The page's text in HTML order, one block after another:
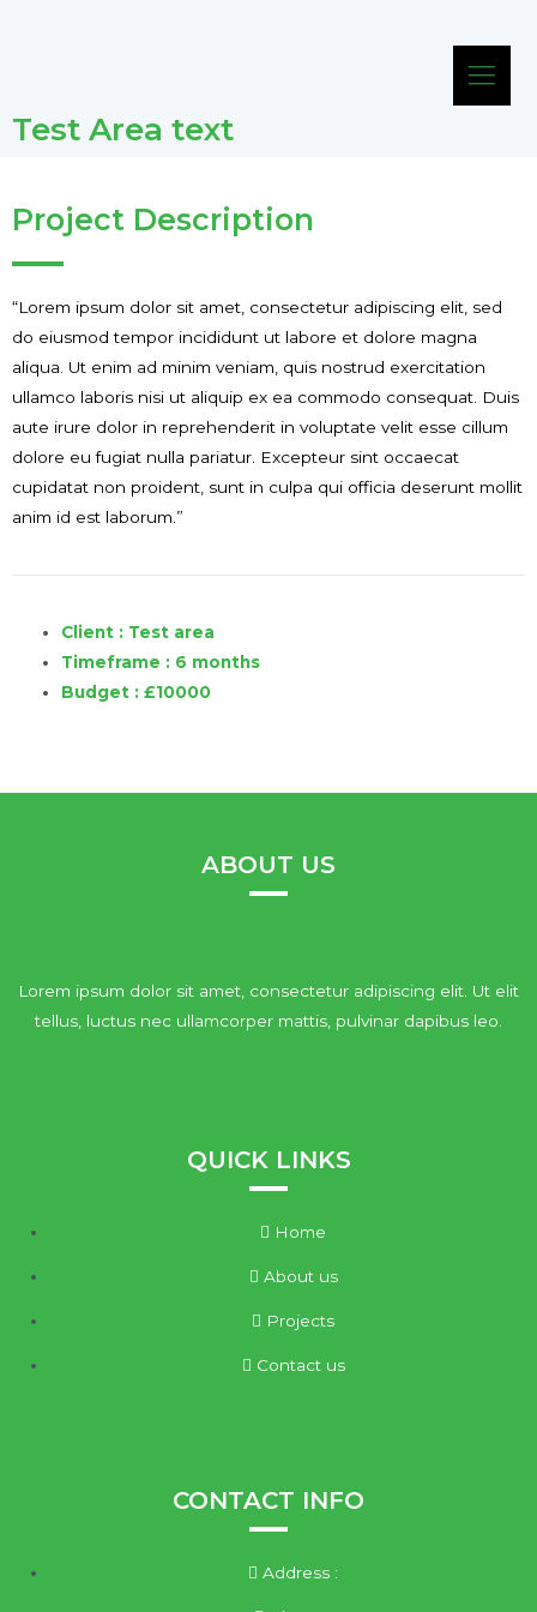
Test Area text
Project Description
“Lorem ipsum dolor sit amet, consectetur adipiscing elit, sed
do eiusmod tempor incididunt ut labore et dolore magna
aliqua. Ut enim ad minim veniam, quis nostrud exercitation
ullamco laboris nisi ut aliquip ex ea commodo consequat. Duis
aute irure dolor in reprehenderit in voluptate velit esse cillum
dolore eu fugiat nulla pariatur. Excepteur sint occaecat
cupidatat non proident, sunt in culpa qui officia deserunt mollit
anim id est laborum.”
Client : Test area
Timeframe : 6 months
Budget : £10000
ABOUT US
Lorem ipsum dolor sit amet, consectetur adipiscing elit. Ut elit
tellus, luctus nec ullamcorper mattis, pulvinar dapibus leo.
QUICK LINKS
Home
About us
Projects
Contact us
CONTACT INFO
Address :